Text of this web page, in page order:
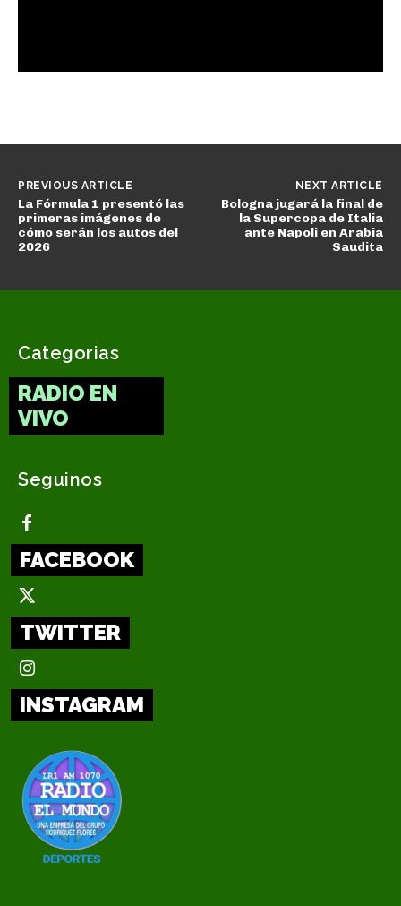
PREVIOUS ARTICLE
La Fórmula 1 presentó las
primeras imágenes de
cómo serán los autos del
2026
NEXT ARTICLE
Bologna jugará la final de
la Supercopa de Italia
ante Napoli en Arabia
Saudita
Categorias
RADIO EN
VIVO
Seguinos
FACEBOOK
TWITTER
INSTAGRAM